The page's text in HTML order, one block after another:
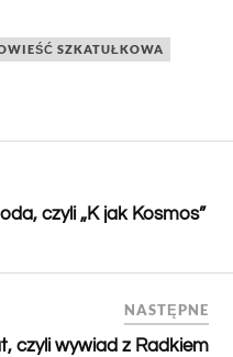
SZKATUŁKOWA
czyli „K jak Kosmos”
NASTĘPNE
czyli wywiad z Radkiem